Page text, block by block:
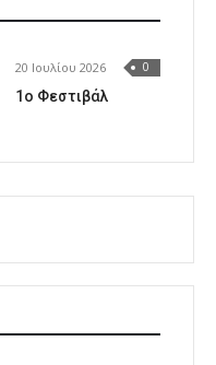
20 Ιουλίου 2026 0
1o Φεστιβάλ